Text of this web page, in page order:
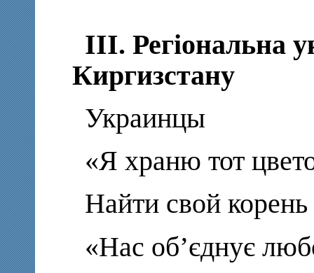
III. Регіональна
Киргизстану
Украинцы
«Я храню тот
Найти свой корень
«Нас об’єднує